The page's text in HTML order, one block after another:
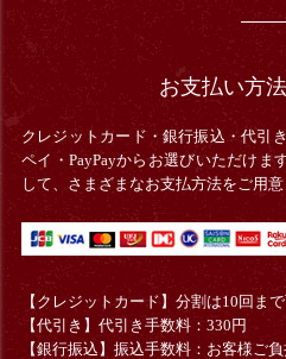
お支払い方
クレジットカード・銀行振込・代引
ペイ・PayPayからお選びいただけま
して、さまざまなお支払方法をご用意
【クレジットカード】分割は10回ま
【代引き】代引き手数料：330円
【銀行振込】振込手数料：お客様ご負